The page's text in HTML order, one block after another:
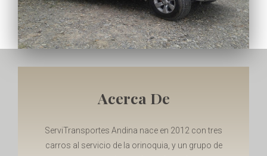
Acerca De
ServiTransportes Andina nace en 2012 con tres
carros al servicio de la orinoquia, y un grupo de